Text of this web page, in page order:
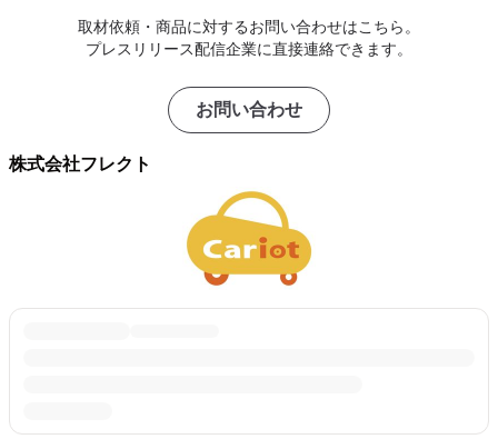
取材依頼・商品に対するお問い合わせはこちら。
プレスリリース配信企業に直接連絡できます。
お問い合わせ
株式会社フレクト